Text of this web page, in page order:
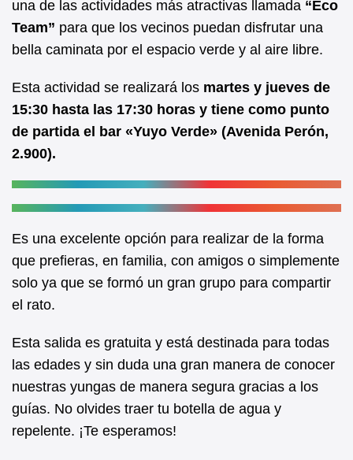
b
o
o
k
A
p
p
una de las actividades más atractivas llamada “Eco
Team” para que los vecinos puedan disfrutar una
bella caminata por el espacio verde y al aire libre.
Esta actividad se realizará los martes y jueves de
15:30 hasta las 17:30 horas y tiene como punto
de partida el bar «Yuyo Verde» (Avenida Perón,
2.900).
Es una excelente opción para realizar de la forma
que prefieras, en familia, con amigos o simplemente
solo ya que se formó un gran grupo para compartir
el rato.
Esta salida es gratuita y está destinada para todas
las edades y sin duda una gran manera de conocer
nuestras yungas de manera segura gracias a los
guías. No olvides traer tu botella de agua y
repelente. ¡Te esperamos!